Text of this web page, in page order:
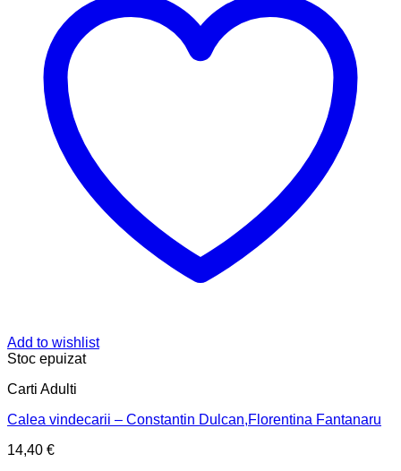
Add to wishlist
Stoc epuizat
Carti Adulti
Calea vindecarii – Constantin Dulcan,Florentina Fantanaru
14,40 €